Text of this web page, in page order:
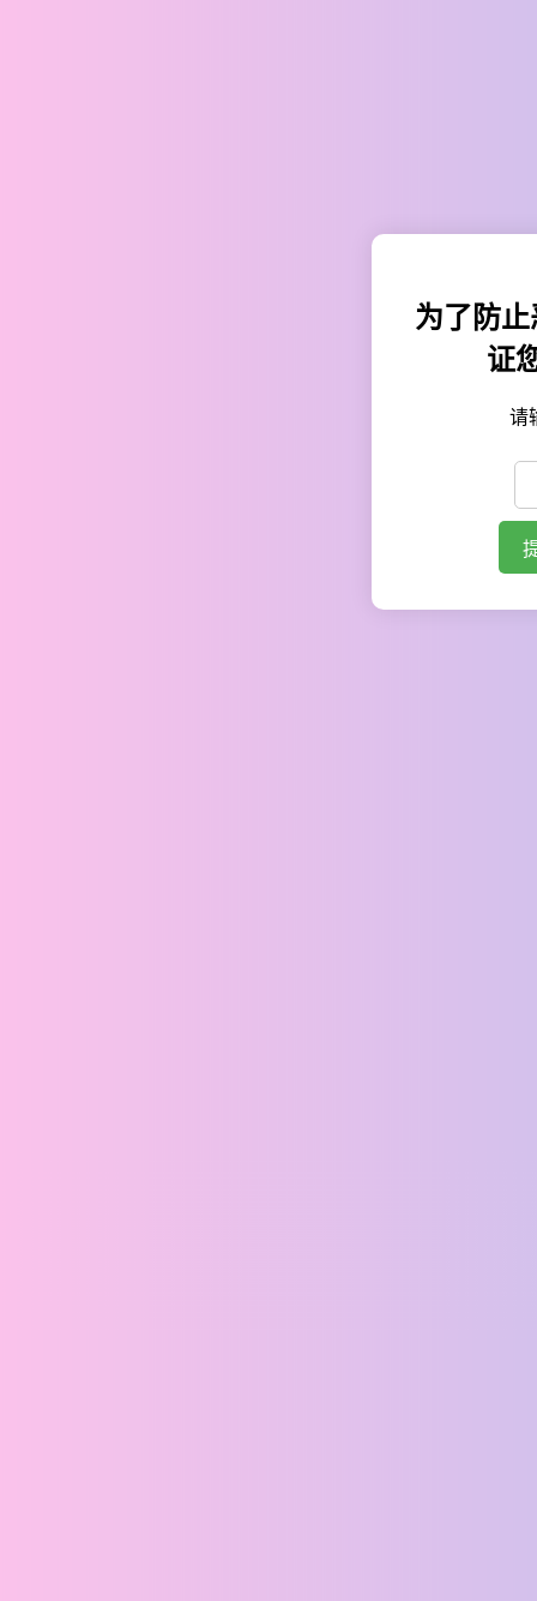
为了防
证
请